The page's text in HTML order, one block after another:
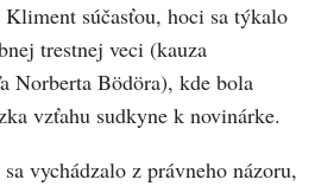
súčasťou, hoci sa týkalo
trestnej veci (kauza
Norberta Bödöra), kde bola
vzťahu sudkyne k novinárke.
vychádzalo z právneho názoru,